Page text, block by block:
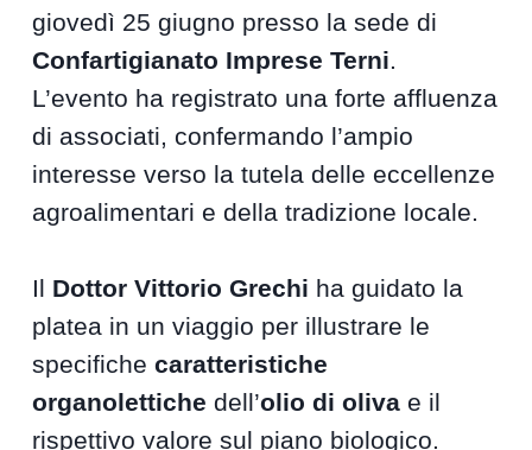
giovedì 25 giugno presso la sede di
Confartigianato Imprese Terni.
L’evento ha registrato una forte affluenza
di associati, confermando l’ampio
interesse verso la tutela delle eccellenze
agroalimentari e della tradizione locale.
Il Dottor Vittorio Grechi ha guidato la
platea in un viaggio per illustrare le
specifichecaratteristiche
organolettiche dell’olio di oliva e il
rispettivo valore sul piano biologico.